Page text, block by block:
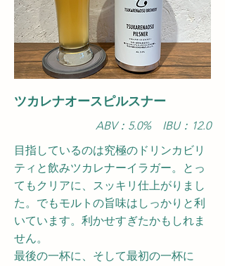
​ツカレナオースピルスナー
ABV：5.0​% IBU：12.0
目指しているのは究極のドリンカビリ
ティと飲みツカレナーイラガー。とっ
てもクリアに、スッキリ仕上がりまし
た。でもモルトの旨味はしっかりと利
いています。利かせすぎたかもしれま
せん。
最後の一杯に、そして最初の一杯に